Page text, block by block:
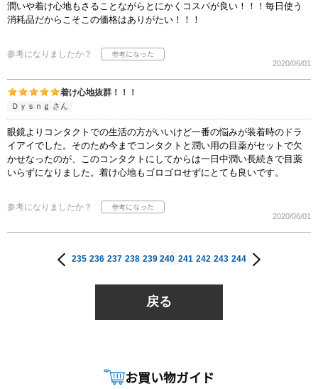
潤いや着け心地もさることながらとにかくコスパが良い！！！毎日使う
消耗品だからこそこの価格はありがたい！！！
参考になりましたか？
2020/06/01
着け心地抜群！！！
Ｄｙｓｎｇ さん
眼鏡よりコンタクトでの生活の方がいいけど一番の悩みが装着時のドラ
イアイでした。そのため今までコンタクトと潤い用の目薬がセットで欠
かせなったのが、このコンタクトにしてからは一日中潤い長続きで目薬
いらずになりました。着け心地もゴロゴロせずにとても良いです。
参考になりましたか？
2020/06/01
235 236 237 238 239 240 241 242 243 244
戻る
お買い物ガイド